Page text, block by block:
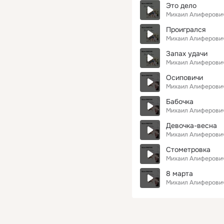
Это дело
Михаил
Проигрался
Михаил
Запах удачи
Михаил
Осиповичи
Михаил
Бабочка
Михаил
Девочка-весна
Михаил
Стометровка
Михаил
8 марта
Михаил